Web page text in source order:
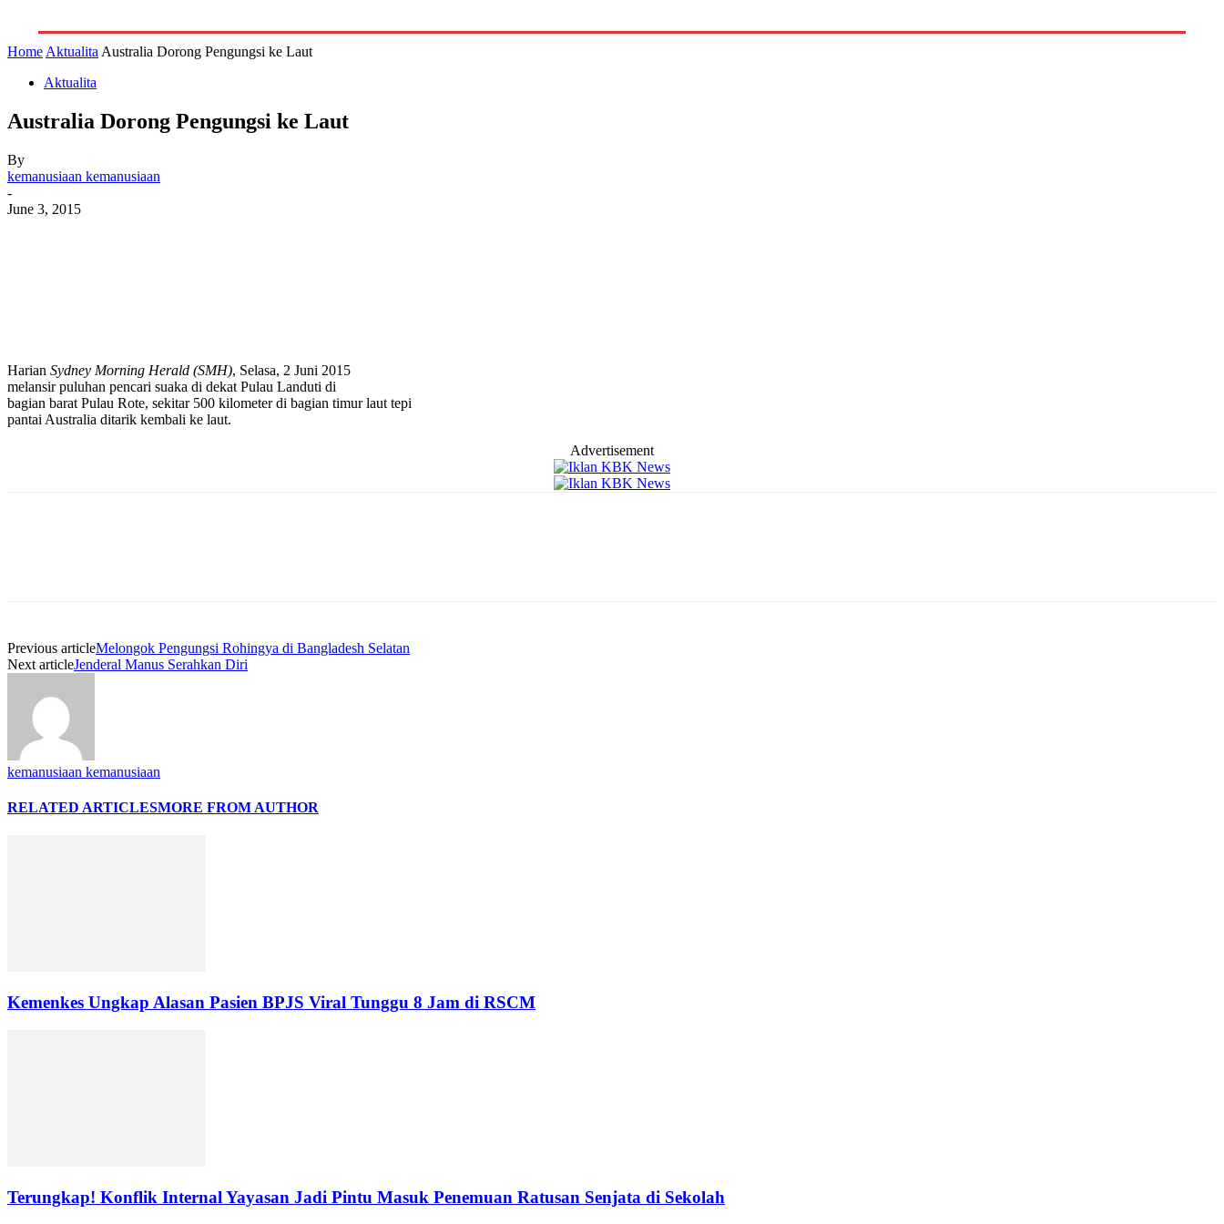
Home Aktualita Australia Dorong Pengungsi ke Laut
Aktualita
Australia Dorong Pengungsi ke Laut
By
kemanusiaan kemanusiaan
-
June 3, 2015
Harian Sydney Morning Herald (SMH), Selasa, 2 Juni 2015
melansir puluhan pencari suaka di dekat Pulau Landuti di
bagian barat Pulau Rote, sekitar 500 kilometer di bagian timur laut tepi
pantai Australia ditarik kembali ke laut.
Advertisement
Previous articleMelongok Pengungsi Rohingya di Bangladesh Selatan
Next articleJenderal Manus Serahkan Diri
kemanusiaan kemanusiaan
RELATED ARTICLESMORE FROM AUTHOR
Kemenkes Ungkap Alasan Pasien BPJS Viral Tunggu 8 Jam di RSCM
Terungkap! Konflik Internal Yayasan Jadi Pintu Masuk Penemuan Ratusan Senjata di Sekolah